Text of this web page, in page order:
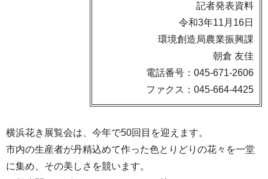
記者発表資料
令和3年11月16日
環境創造局農業振興課
朝倉 友佳
電話番号：045-671-2606
ファクス：045-664-4425
横浜花き展覧会は、今年で50回目を迎えます。
市内の生産者が丹精込めて作った色とりどりの花々を一堂
に集め、その美しさを競います。